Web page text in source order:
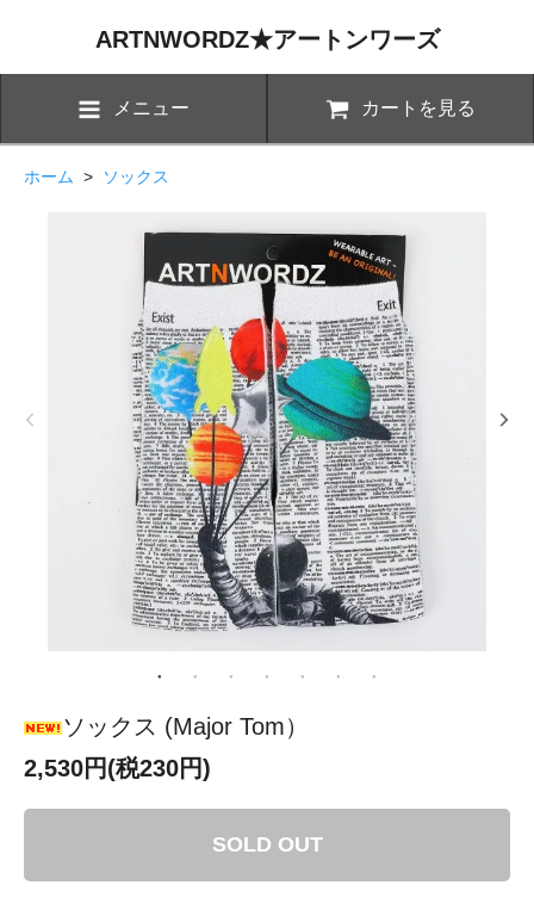
ARTNWORDZ★アートンワーズ
メニュー カートを見る
ホーム > ソックス
ソックス (Major Tom）
2,530円(税230円)
SOLD OUT